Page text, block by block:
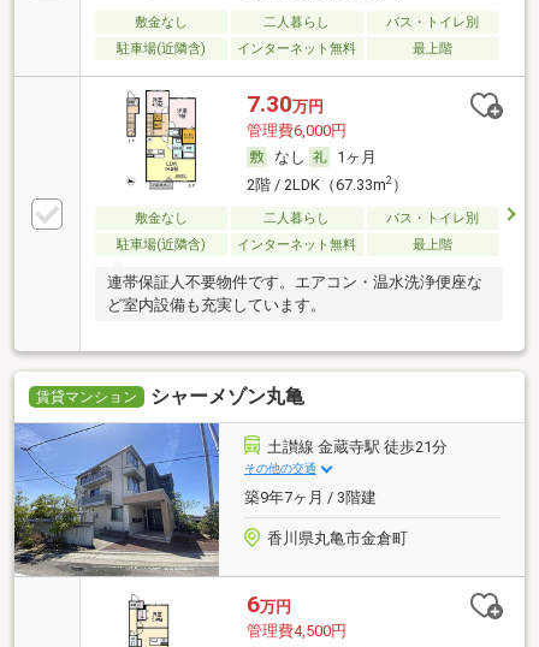
敷金なし 二人暮らし
バス・トイレ別
駐車場(近隣含)
インターネット無料 最上階
7.30万円
管理費6,000円
なし
1ヶ月
2階 / 2LDK（67.33m2）
敷金なし 二人暮らし
バス・トイレ別
駐車場(近隣含)
インターネット無料 最上階
連帯保証人不要物件です。エアコン・温水洗浄便座な
ど室内設備も充実しています。
賃貸マンション シャーメゾン丸亀
土讃線 金蔵寺駅 徒歩21分
その他の交通
築9年7ヶ月 / 3階建
香川県丸亀市金倉町
6万円
管理費4,500円